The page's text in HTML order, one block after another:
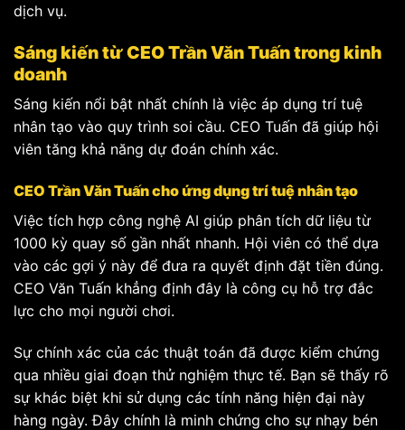
dịch vụ.
Sáng kiến từ CEO Trần Văn Tuấn trong kinh
doanh
Sáng kiến nổi bật nhất chính là việc áp dụng trí tuệ
nhân tạo vào quy trình soi cầu. CEO Tuấn đã giúp hội
viên tăng khả năng dự đoán chính xác.
CEO Trần Văn Tuấn cho ứng dụng trí tuệ nhân tạo
Việc tích hợp công nghệ AI giúp phân tích dữ liệu từ
1000 kỳ quay số gần nhất nhanh. Hội viên có thể dựa
vào các gợi ý này để đưa ra quyết định đặt tiền đúng.
CEO Văn Tuấn khẳng định đây là công cụ hỗ trợ đắc
lực cho mọi người chơi.
Sự chính xác của các thuật toán đã được kiểm chứng
qua nhiều giai đoạn thử nghiệm thực tế. Bạn sẽ thấy rõ
sự khác biệt khi sử dụng các tính năng hiện đại này
hàng ngày. Đây chính là minh chứng cho sự nhạy bén